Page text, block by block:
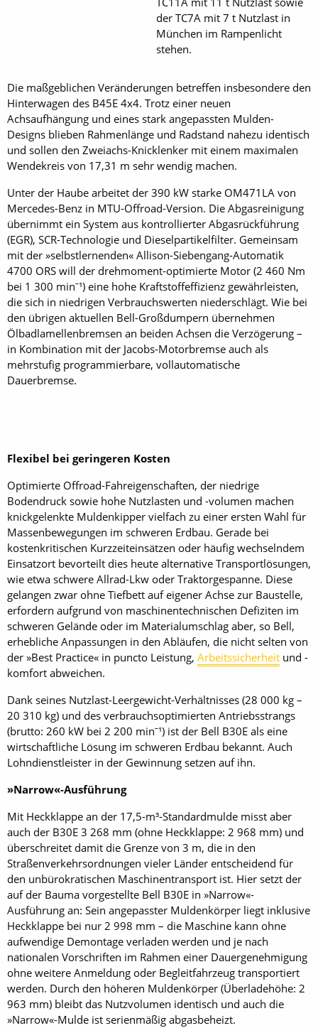
der TC7A mit 7 t Nutzlast in
München im Rampenlicht
stehen.
Die maßgeblichen Veränderungen betreffen insbesondere den
Hinterwagen des B45E 4x4. Trotz einer neuen
Achsaufhängung und eines stark angepassten Mulden-
Designs blieben Rahmenlänge und Radstand nahezu identisch
und sollen den Zweiachs-Knicklenker mit einem maximalen
Wendekreis von 17,31 m sehr wendig machen.
Unter der Haube arbeitet der 390 kW starke OM471LA von
Mercedes-Benz in MTU-Offroad-Version. Die Abgasreinigung
übernimmt ein System aus kontrollierter Abgasrückführung
(EGR), SCR-Technologie und Dieselpartikelfilter. Gemeinsam
mit der »selbstlernenden« Allison-Siebengang-Automatik
4700 ORS will der drehmoment-optimierte Motor (2 460 Nm
bei 1 300 minˉ¹) eine hohe Kraftstoffeffizienz gewährleisten,
die sich in niedrigen Verbrauchswerten niederschlägt. Wie bei
den übrigen aktuellen Bell-Großdumpern übernehmen
Ölbadlamellenbremsen an beiden Achsen die Verzögerung –
in Kombination mit der Jacobs-Motorbremse auch als
mehrstufig programmierbare, vollautomatische
Dauerbremse.
Flexibel bei geringeren Kosten
Optimierte Offroad-Fahreigenschaften, der niedrige
Bodendruck sowie hohe Nutzlasten und -volumen machen
knickgelenkte Muldenkipper vielfach zu einer ersten Wahl für
Massenbewegungen im schweren Erdbau. Gerade bei
kostenkritischen Kurzzeiteinsätzen oder häufig wechselndem
Einsatzort bevorteilt dies heute alternative Transportlösungen,
wie etwa schwere Allrad-Lkw oder Traktorgespanne. Diese
gelangen zwar ohne Tiefbett auf eigener Achse zur Baustelle,
erfordern aufgrund von maschinentechnischen Defiziten im
schweren Gelände oder im Materialumschlag aber, so Bell,
erhebliche Anpassungen in den Abläufen, die nicht selten von
der »Best Practice« in puncto Leistung, Arbeitssicherheit und -
komfort abweichen.
Dank seines Nutzlast-Leergewicht-Verhältnisses (28 000 kg –
20 310 kg) und des verbrauchs­optimierten Antriebsstrangs
(brutto: 260 kW bei 2 200 minˉ¹) ist der Bell B30E als eine
wirtschaftliche Lösung im schweren Erdbau bekannt. Auch
Lohndienstleister in der Gewinnung setzen auf ihn.
»Narrow«-Ausführung
Mit Heckklappe an der 17,5-m³-Standardmulde misst aber
auch der B30E 3 268 mm (ohne Heckklappe: 2 968 mm) und
überschreitet damit die Grenze von 3 m, die in den
Straßenverkehrsordnungen vieler Länder entscheidend für
den unbüro­kratischen Maschinentransport ist. Hier setzt der
auf der Bauma vorgestellte Bell B30E in »Narrow«-
Ausführung an: Sein angepasster Muldenkörper liegt inklusive
Heckklappe bei nur 2 998 mm – die Maschine kann ohne
aufwendige Demontage verladen werden und je nach
nationalen Vorschriften im Rahmen einer Dauergenehmigung
ohne weitere Anmeldung oder Begleitfahrzeug transportiert
werden. Durch den höheren Muldenkörper (Überladehöhe: 2
963 mm) bleibt das Nutzvolumen identisch und auch die
»Narrow«-Mulde ist serienmäßig abgasbeheizt.